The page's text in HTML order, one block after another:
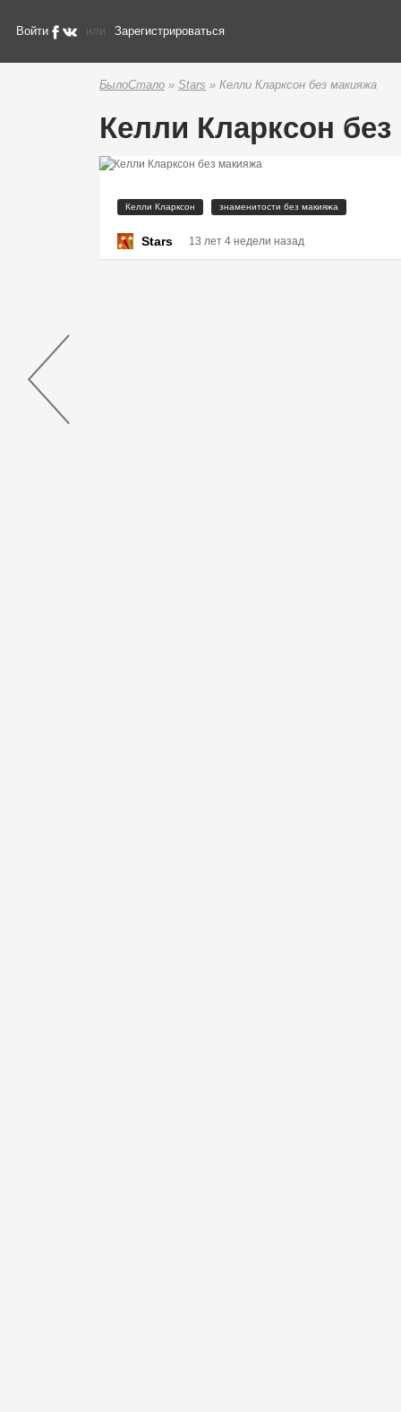
Войти или Зарегистрироваться
БылоСтало » Stars » Келли Кларксон без макияжа
Келли Кларксон
Келли Кларксон знаменитости без макияжа
Stars 13 лет 4 недели назад